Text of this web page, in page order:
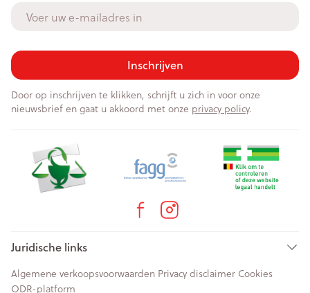
Inschrijven
Door op inschrijven te klikken, schrijft u zich in voor onze
nieuwsbrief en gaat u akkoord met onze privacy policy.
Juridische links
Algemene verkoopsvoorwaarden Privacy disclaimer Cookies
ODR-platform